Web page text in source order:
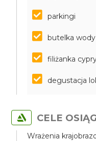
parkingi
butelka wody
filiżanka
degustacja
CELE
Wrażenia